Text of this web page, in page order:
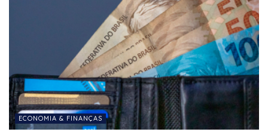
ECONOMIA & FINANÇAS